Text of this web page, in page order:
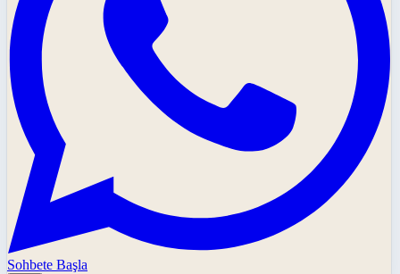
Sohbete Başla